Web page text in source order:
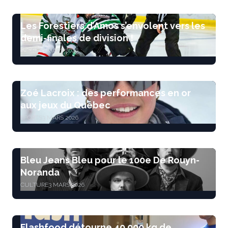
Les Forestiers d’Amos s’envolent vers les
demi-finales de division !
SPORTS 3 MARS 2026
Zoé Lacroix : des performances en or
aux jeux du Québec
3 MARS 2026
Bleu Jeans Bleu pour le 100e De Rouyn-
Noranda
CULTURE3 MARS 2026